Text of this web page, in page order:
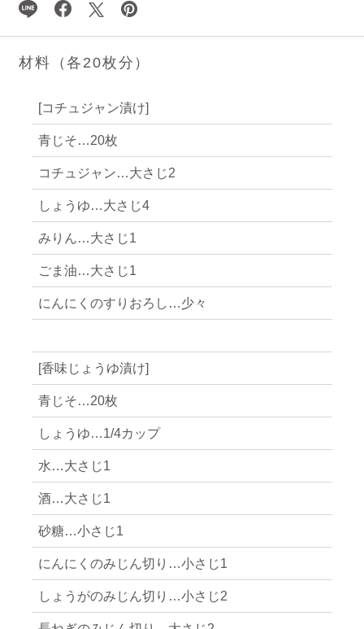
材料（各20枚分）
[コチュジャン漬け]
青じそ…20枚
コチュジャン…大さじ2
しょうゆ…大さじ4
みりん…大さじ1
ごま油…大さじ1
にんにくのすりおろし…少々
[香味じょうゆ漬け]
青じそ…20枚
しょうゆ…1/4カップ
水…大さじ1
酒…大さじ1
砂糖…小さじ1
にんにくのみじん切り…小さじ1
しょうがのみじん切り…小さじ2